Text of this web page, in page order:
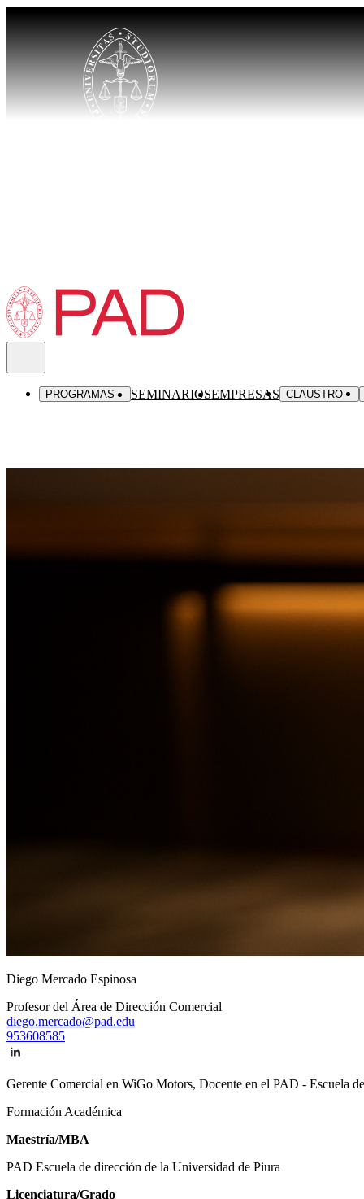
PROGRAMAS SEMINARIOSEMPRESAS CLAUSTRO
Diego Mercado Espinosa
Profesor del Área de Dirección Comercial
diego.mercado@pad.edu
953608585
Gerente Comercial en WiGo Motors, Docente en el PAD - Escuela
Formación Académica
Maestría/MBA
PAD Escuela de dirección de la Universidad de Piura
Licenciatura/Grado